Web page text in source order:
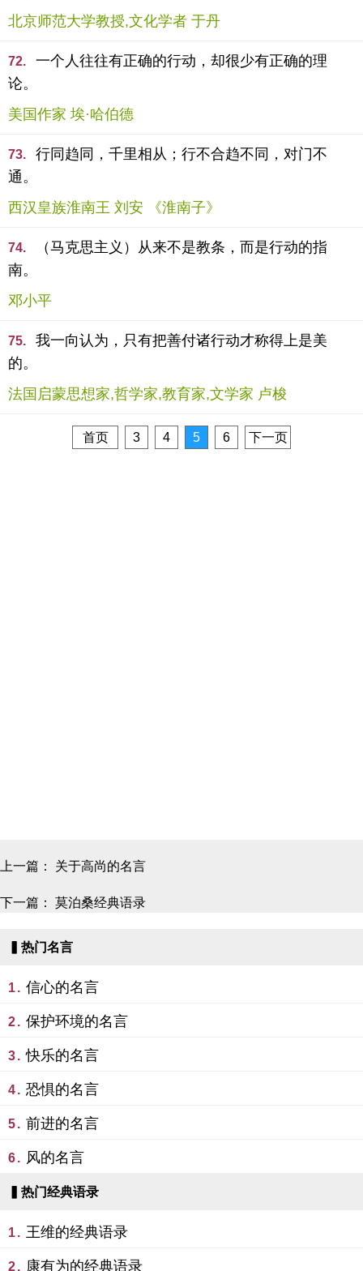
北京师范大学教授,文化学者 于丹
72.
一个人往往有正确的行动，却很少有正确的理
论。
美国作家 埃·哈伯德
73.
行同趋同，千里相从；行不合趋不同，对门不
通。
西汉皇族淮南王 刘安 《淮南子》
74.
（马克思主义）从来不是教条，而是行动的指
南。
邓小平
75.
我一向认为，只有把善付诸行动才称得上是美
的。
法国启蒙思想家,哲学家,教育家,文学家 卢梭
首页 3 4 5 6 下一页
上一篇： 关于高尚的名言
下一篇： 莫泊桑经典语录
▍热门名言
1. 信心的名言
2. 保护环境的名言
3. 快乐的名言
4. 恐惧的名言
5. 前进的名言
6. 风的名言
▍热门经典语录
1. 王维的经典语录
2. 康有为的经典语录